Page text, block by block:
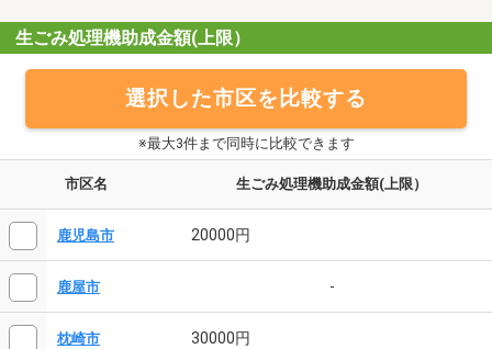
生ごみ処理機助成金額(上限）
選択した市区を比較する
※最大3件まで同時に比較できます
市区名 生ごみ処理機助成金額(上限）
鹿児島市 20000円
鹿屋市 -
枕崎市 30000円